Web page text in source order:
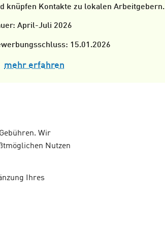
knüpfen Kontakte zu lokalen Arbeitgebern.
April-Juli 2026
15.01.2026
mehr erfahren
Wir
Nutzen
Ihres